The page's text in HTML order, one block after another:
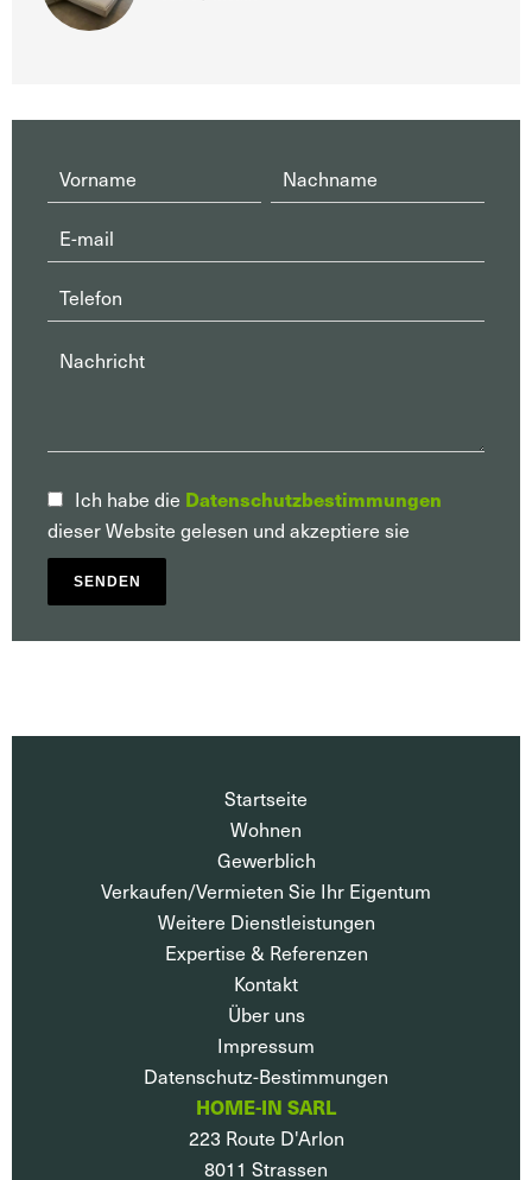
Ich habe die Datenschutzbestimmungen
dieser Website gelesen und akzeptiere sie
SENDEN
Startseite
Wohnen
Gewerblich
Verkaufen/Vermieten Sie Ihr Eigentum
Weitere Dienstleistungen
Expertise & Referenzen
Kontakt
Über uns
Impressum
Datenschutz-Bestimmungen
HOME-IN SARL
223 Route D'Arlon
8011 Strassen